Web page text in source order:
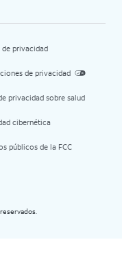
de privacidad
de privacidad
privacidad sobre salud
cibernética
públicos de la FCC